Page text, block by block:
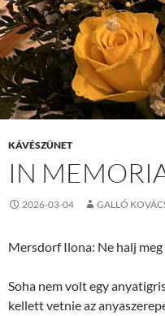
KÁVÉSZÜNET
IN
2026-03-04 GALLÓ
Mersdorf Ilona: Ne halj
Soha nem volt egy
kellett vetnie az